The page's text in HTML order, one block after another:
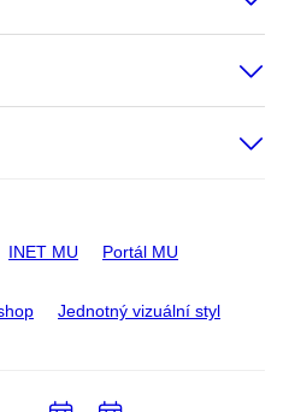
INET MU Portál MU
Jednotný vizuální styl